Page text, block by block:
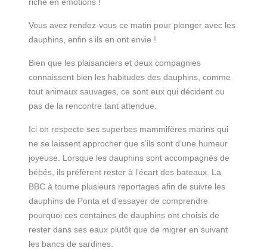
Vous avez rendez-vous ce matin pour plonger avec les
dauphins, enfin s’ils en ont envie !
Bien que les plaisanciers et deux compagnies
connaissent bien les habitudes des dauphins, comme
tout animaux sauvages, ce sont eux qui décident ou
pas de la rencontre tant attendue.
Ici on respecte ses superbes mammifères marins qui
ne se laissent approcher que s’ils sont d’une humeur
joyeuse. Lorsque les dauphins sont accompagnés de
bébés, ils préfèrent rester à l’écart des bateaux. La
BBC à tourne plusieurs reportages afin de suivre les
dauphins de Ponta et d’essayer de comprendre
pourquoi ces centaines de dauphins ont choisis de
rester dans ses eaux plutôt que de migrer en suivant
les bancs de sardines.